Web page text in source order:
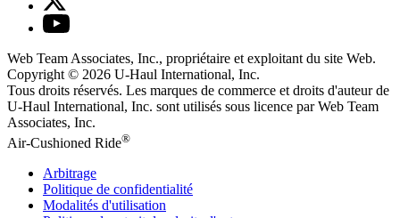
Web Team Associates, Inc., propriétaire et exploitant du site Web.
Copyright © 2026 U-Haul International, Inc.
Tous droits réservés. Les marques de commerce et droits d'auteur de
U-Haul International, Inc. sont utilisés sous licence par Web Team
Associates, Inc.
Air-Cushioned Ride®
Arbitrage
Politique de confidentialité
Modalités d'utilisation